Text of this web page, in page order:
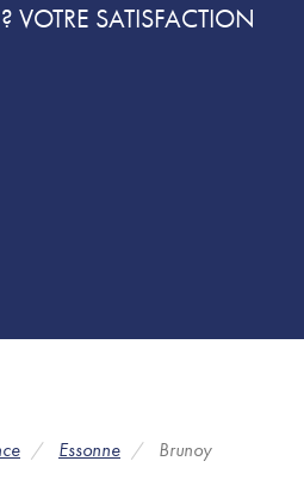
VOTRE SATISFACTION
Essonne Brunoy